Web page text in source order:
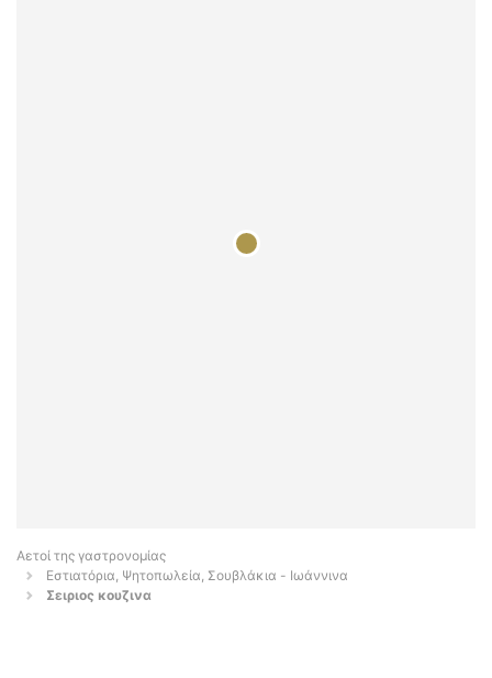
Αετοί της γαστρονομίας
Εστιατόρια, Ψητοπωλεία, Σουβλάκια - Ιωάννινα
Σειριος κουζινα